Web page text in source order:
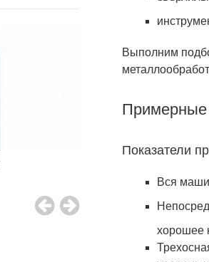
Выполним
Примерные
Показатели
Вся
хорошее